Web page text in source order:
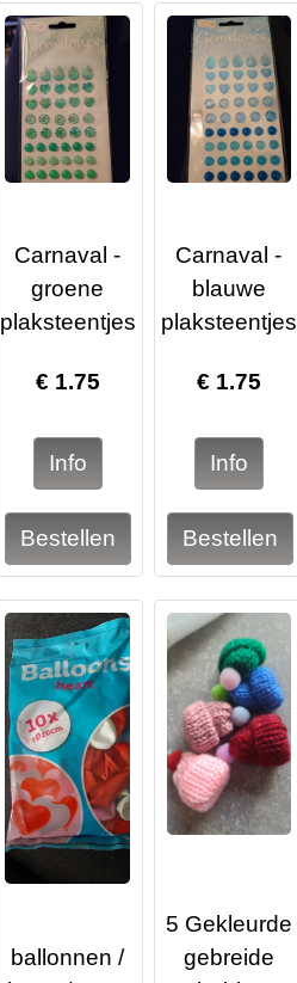
Carnaval -
groene
plaksteentjes
€ 1.75
Carnaval -
blauwe
plaksteentjes
€ 1.75
ballonnen /
5 Gekleurde
gebreide